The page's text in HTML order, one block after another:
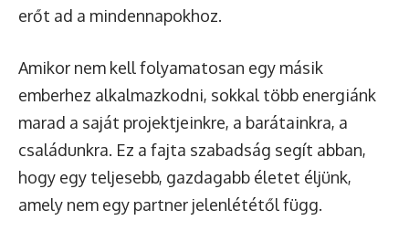
erőt ad a mindennapokhoz.
Amikor nem kell folyamatosan egy másik
emberhez alkalmazkodni, sokkal több energiánk
marad a saját projektjeinkre, a barátainkra, a
családunkra. Ez a fajta szabadság segít abban,
hogy egy teljesebb, gazdagabb életet éljünk,
amely nem egy partner jelenlététől függ.